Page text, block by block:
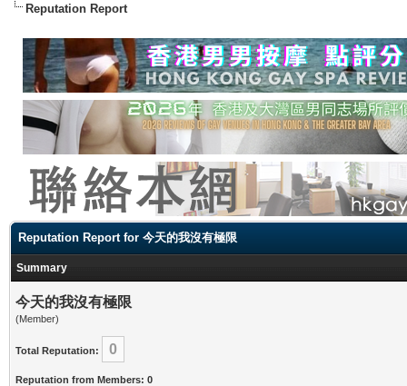
Reputation Report
Reputation Report for 今天的我沒有極限
Summary
今天的我沒有極限
(Member)
Total Reputation: 0
Reputation from Members: 0